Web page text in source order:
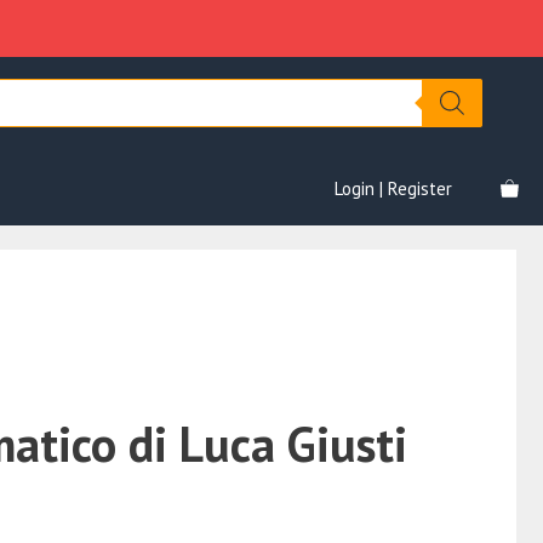
Login | Register
di Luca Giusti
€1,297.00.€89.00.
quantità